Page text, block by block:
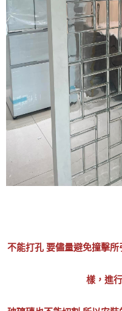
不能打孔 要儘量避免撞擊
樣，進